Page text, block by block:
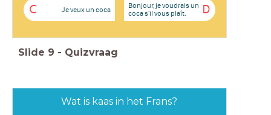
C Je veux un coca D
Bonjour, je voudrais un
coca s'il vous plaît.
Slide 9 - Quizvraag
Wat is kaas in het Frans?